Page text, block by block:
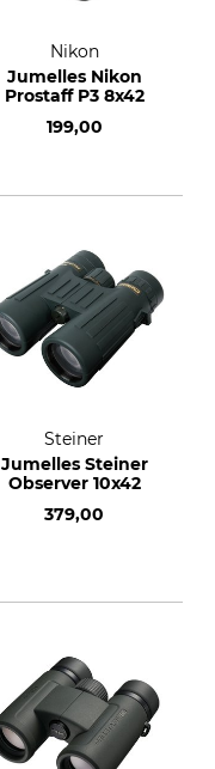
Nikon
Jumelles Nikon
Prostaff P3 8x42
199,00
Steiner
Jumelles Steiner
Observer 10x42
379,00